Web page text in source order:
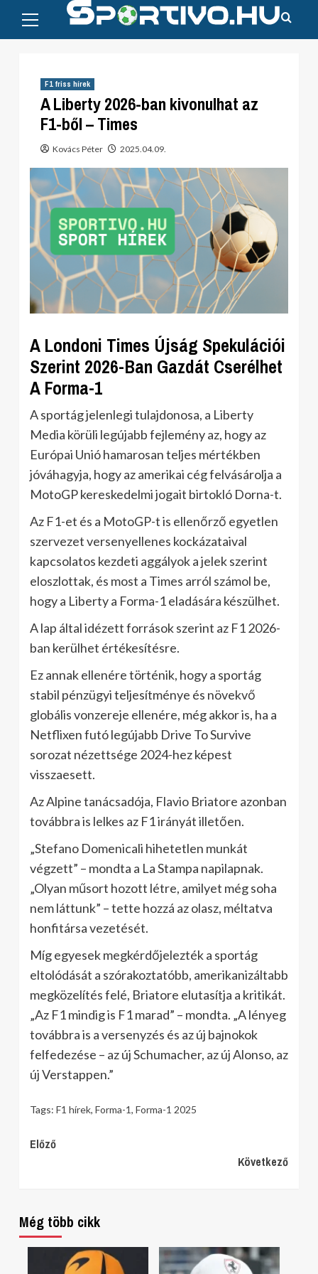
content
Menu
F1 friss hírek
A Liberty 2026-ban kivonulhat az
F1-ből – Times
Kovács Péter 2025.04.09.
A Londoni Times Újság Spekulációi
Szerint 2026-Ban Gazdát Cserélhet
A Forma-1
A sportág jelenlegi tulajdonosa, a Liberty
Media körüli legújabb fejlemény az, hogy az
Európai Unió hamarosan teljes mértékben
jóváhagyja, hogy az amerikai cég felvásárolja a
MotoGP kereskedelmi jogait birtokló Dorna-t.
Az F1-et és a MotoGP-t is ellenőrző egyetlen
szervezet versenyellenes kockázataival
kapcsolatos kezdeti aggályok a jelek szerint
eloszlottak, és most a Times arról számol be,
hogy a Liberty a Forma-1 eladására készülhet.
A lap által idézett források szerint az F1 2026-
ban kerülhet értékesítésre.
Ez annak ellenére történik, hogy a sportág
stabil pénzügyi teljesítménye és növekvő
globális vonzereje ellenére, még akkor is, ha a
Netflixen futó legújabb Drive To Survive
sorozat nézettsége 2024-hez képest
visszaesett.
Az Alpine tanácsadója, Flavio Briatore azonban
továbbra is lelkes az F1 irányát illetően.
„Stefano Domenicali hihetetlen munkát
végzett” – mondta a La Stampa napilapnak.
„Olyan műsort hozott létre, amilyet még soha
nem láttunk” – tette hozzá az olasz, méltatva
honfitársa vezetését.
Míg egyesek megkérdőjelezték a sportág
eltolódását a szórakoztatóbb, amerikanizáltabb
megközelítés felé, Briatore elutasítja a kritikát.
„Az F1 mindig is F1 marad” – mondta. „A lényeg
továbbra is a versenyzés és az új bajnokok
felfedezése – az új Schumacher, az új Alonso, az
új Verstappen.”
Tags: F1 hírek, Forma-1, Forma-1 2025
Continue
Előző
Következő
Még több cikk